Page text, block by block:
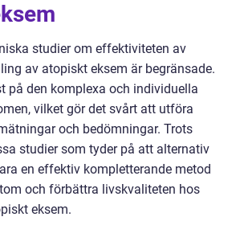
studier om effektiviteten av
av atopiskt eksem är begränsade.
på den komplexa och individuella
vilket gör det svårt att utföra
och bedömningar. Trots
studier som tyder på att alternativ
en effektiv kompletterande metod
och förbättra livskvaliteten hos
eksem.